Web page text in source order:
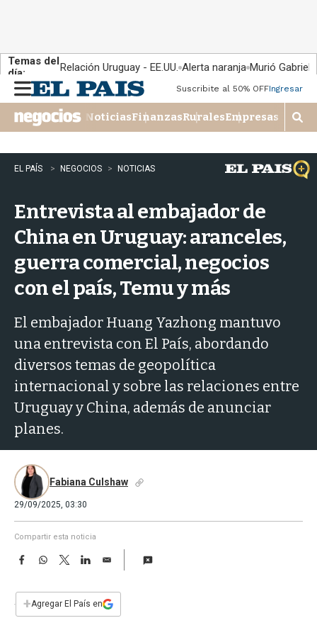
Temas del
día:
Relación Uruguay - EE.UU. Alerta naranja Murió Gabriel
n
u
Suscribite al 50% OFFIngresar
NoticiasFinanzasRuralesEmpresas
M
o
s
t
r
EL PAÍS NEGOCIOS NOTICIAS
Entrevista al embajador de
China en Uruguay: aranceles,
guerra comercial, negocios
con el país, Temu y más
El embajador Huang Yazhong mantuvo
una entrevista con El País, abordando
diversos temas de geopolítica
internacional y sobre las relaciones entre
Uruguay y China, además de anunciar
planes.
Fabiana Culshaw
29/09/2025, 03:30
Compartir esta noticia
F
e
b
W
s
T
w
t
L
E
i
l
+Agregar El País en